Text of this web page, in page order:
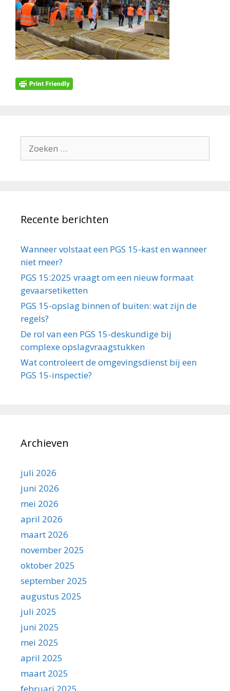
naar:
Recente berichten
Wanneer volstaat een PGS 15-kast en wanneer
niet meer?
PGS 15:2025 vraagt om een nieuw formaat
gevaarsetiketten
PGS 15-opslag binnen of buiten: wat zijn de
regels?
De rol van een PGS 15-deskundige bij
complexe opslagvraagstukken
Wat controleert de omgevingsdienst bij een
PGS 15-inspectie?
Archieven
juli 2026
juni 2026
mei 2026
april 2026
maart 2026
november 2025
oktober 2025
september 2025
augustus 2025
juli 2025
juni 2025
mei 2025
april 2025
maart 2025
februari 2025